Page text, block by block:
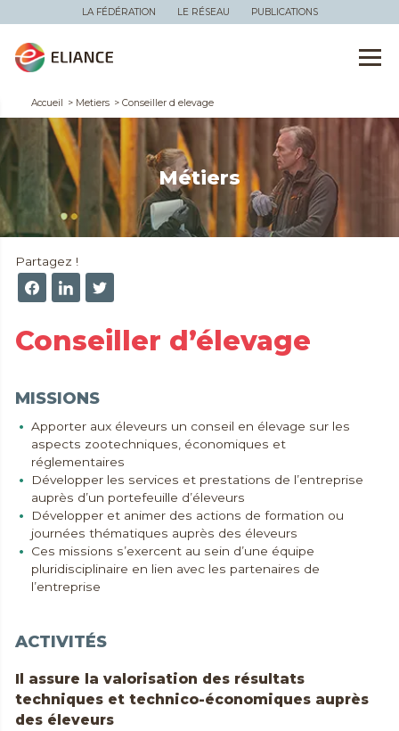
LA FÉDÉRATION LE RÉSEAU PUBLICATIONS
Accueil > Metiers > Conseiller d elevage
Métiers
Partagez !
Conseiller d’élevage
MISSIONS
Apporter aux éleveurs un conseil en élevage sur les
aspects zootechniques, économiques et
réglementaires
Développer les services et prestations de l’entreprise
auprès d’un portefeuille d’éleveurs
Développer et animer des actions de formation ou
journées thématiques auprès des éleveurs
Ces missions s’exercent au sein d’une équipe
pluridisciplinaire en lien avec les partenaires de
l’entreprise
ACTIVITÉS
Il assure la valorisation des résultats
techniques et technico-économiques auprès
des éleveurs